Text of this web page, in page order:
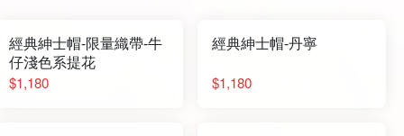
經典紳士帽-限量織帶-牛
仔淺色系提花
$1,180
經典紳士帽-丹寧
$1,180